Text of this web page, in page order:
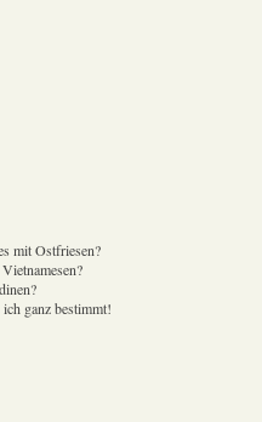
mit Ostfriesen?
ganz bestimmt!